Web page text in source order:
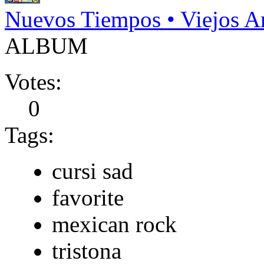
Nuevos Tiempos • Viejos
ALBUM
Votes:
0
Tags:
cursi sad
favorite
mexican rock
tristona